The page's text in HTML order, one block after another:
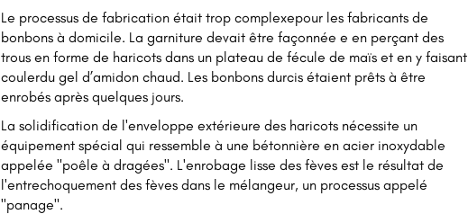
Le processus de fabrication était trop complexepour les fabricants de
bonbons à domicile. La garniture devait être façonnée e en perçant des
trous en forme de haricots dans un plateau de fécule de maïs et en y faisant
coulerdu gel d’amidon chaud. Les bonbons durcis étaient prêts à être
enrobés après quelques jours.
La solidification de l'enveloppe extérieure des haricots nécessite un
équipement spécial qui ressemble à une bétonnière en acier inoxydable
appelée "poêle à dragées". L'enrobage lisse des fèves est le résultat de
l'entrechoquement des fèves dans le mélangeur, un processus appelé
"panage".